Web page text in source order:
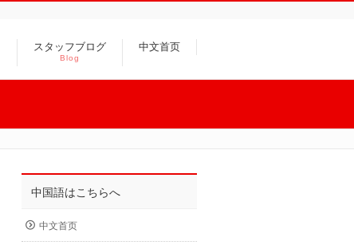
スタッフブログ
Blog
中文首页
中国語はこちらへ
中文首页